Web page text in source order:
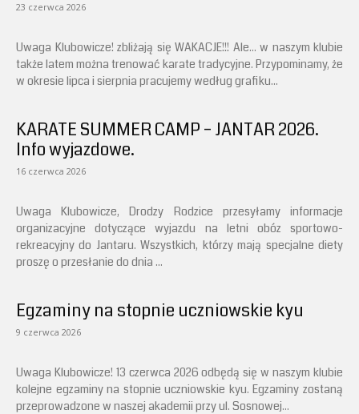
23 czerwca 2026
Uwaga Klubowicze! zbliżają się WAKACJE!!! Ale... w naszym klubie
także latem można trenować karate tradycyjne. Przypominamy, że
w okresie lipca i sierpnia pracujemy według grafiku...
KARATE SUMMER CAMP – JANTAR 2026.
Info wyjazdowe.
16 czerwca 2026
Uwaga Klubowicze, Drodzy Rodzice przesyłamy informacje
organizacyjne dotyczące wyjazdu na letni obóz sportowo-
rekreacyjny do Jantaru. Wszystkich, którzy mają specjalne diety
proszę o przesłanie do dnia ...
Egzaminy na stopnie uczniowskie kyu
9 czerwca 2026
Uwaga Klubowicze! 13 czerwca 2026 odbędą się w naszym klubie
kolejne egzaminy na stopnie uczniowskie kyu. Egzaminy zostaną
przeprowadzone w naszej akademii przy ul. Sosnowej...